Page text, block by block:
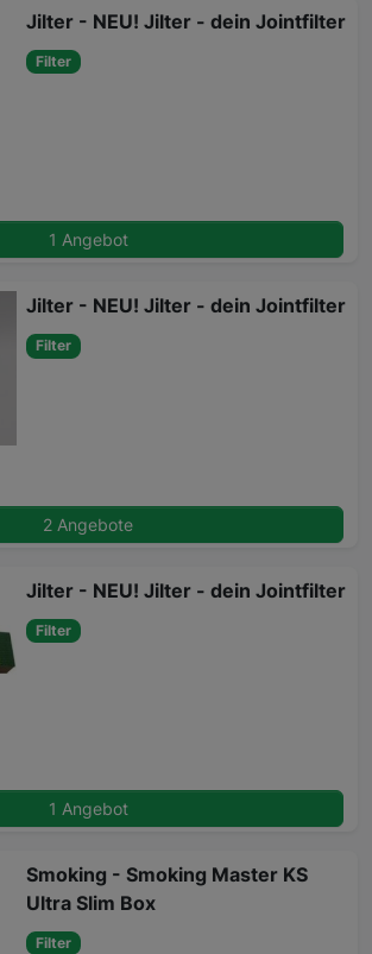
Jilter - NEU! Jilter - dein Jointfilter
Filter
1 Angebot
Jilter - NEU! Jilter - dein Jointfilter
Filter
2 Angebote
Jilter - NEU! Jilter - dein Jointfilter
Filter
1 Angebot
Smoking - Smoking Master KS
Ultra Slim Box
Filter